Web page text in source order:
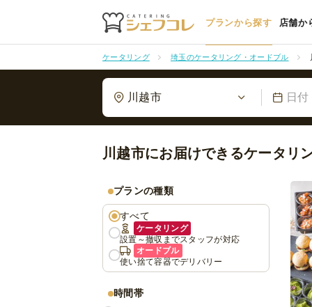
プランから探す 店舗か
ケータリング 埼玉のケータリング・オードブル
川越市 日付
川越市にお届けできるケータリ
プランの種類
すべて
ケータリング
設置～撤収までスタッフが対応
オードブル
使い捨て容器でデリバリー
時間帯